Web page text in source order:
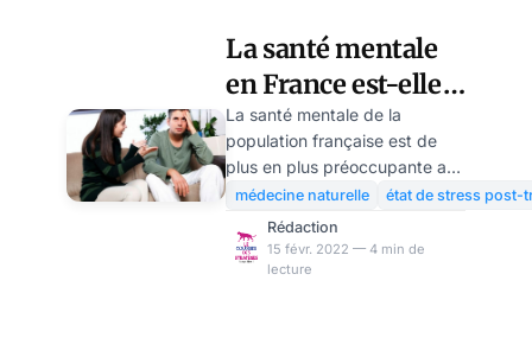
La santé mentale
en France est-elle
inquiétante ?
La santé mentale de la
population française est de
plus en plus préoccupante au
regard des chiffres publiés, en
particulier après cette période
post-Covid qui a impacté la
vie de tout un chacun. Mais
médecine naturelle
état de stress post-
Rédaction
15 févr. 2022 — 4 min de
lecture